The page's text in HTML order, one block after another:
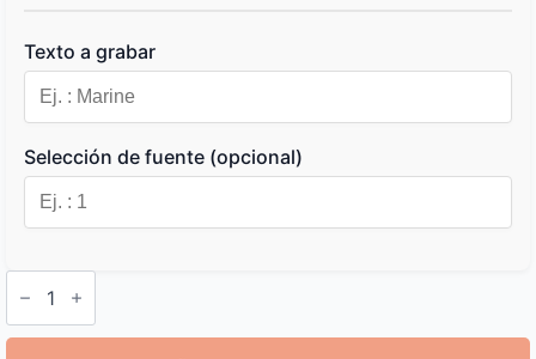
Texto a grabar
Selección de fuente (opcional)
Cartera
Personalizada
Mujer
cantidad